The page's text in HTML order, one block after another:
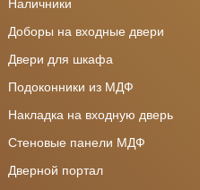
Наличники
Доборы на входные двери
Двери для шкафа
Подоконники из МДФ
Накладка на входную дверь
Стеновые панели МДФ
Дверной портал